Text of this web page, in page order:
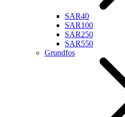
SAR40
SAR100
SAR250
SAR550
Grundfos